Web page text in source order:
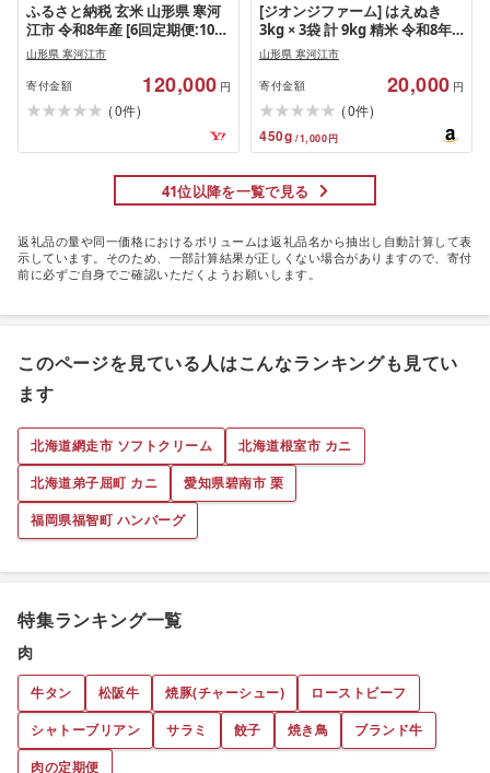
ふるさと納税 玄米 山形県 寒河
江市 令和8年産 [6回定期便:10月
開始毎月コース] はえぬき 玄米
合計60kg (10kg(5kg×2袋)× 6回)
山形県産 新米 120-C…
山形県 寒河江市
寄付金額 120,000 円
(0件)
[ジオンジファーム] はえぬき
3kg × 3袋 計 9kg 精米 令和8年
産 山形県産[2026年9月下旬頃よ
り発送予定]
山形県 寒河江市
寄付金額 20,000 円
(0件)
450g /1,000円
41位以降を一覧で見る
返礼品の量や同一価格におけるボリュームは返礼品名から抽出し自動計算して表
示しています。そのため、一部計算結果が正しくない場合がありますので、寄付
前に必ずご自身でご確認いただくようお願いします。
このページを見ている人はこんなランキングも見てい
ます
北海道網走市 ソフトクリーム
北海道根室市 カニ
北海道弟子屈町 カニ
愛知県碧南市 栗
福岡県福智町 ハンバーグ
特集ランキング一覧
肉
牛タン 松阪牛 焼豚(チャーシュー)
ローストビーフ
シャトーブリアン
サラミ 餃子 焼き鳥
ブランド牛
肉の定期便